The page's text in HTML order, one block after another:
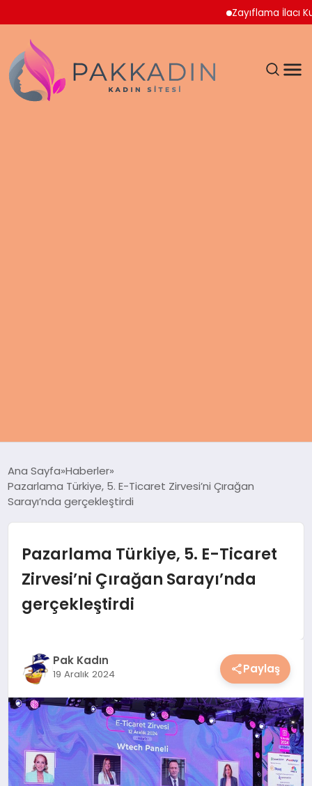
Zayıflama İlacı
KADIN
SPOR & FITNESS
YEMEK
KIMDIR?
HESAPLAMALAR
Ana Sayfa Haberler
Pazarlama Türkiye, 5. E-Ticaret Zirvesi’ni Çırağan
Sarayı’nda gerçekleştirdi
Pazarlama Türkiye, 5. E-Ticaret
Zirvesi’ni Çırağan Sarayı’nda
gerçekleştirdi
Pak Kadın
19 Aralık 2024 Paylaş